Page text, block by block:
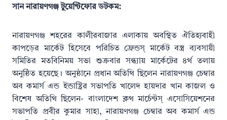
সান নারায়ণগঞ্জ টুয়েন্টিফোর ডটকম:
নারায়ণগঞ্জ শহরের কালীরবাজার এলাকায় অবস্থিত ঐতিহ্যবাহী
কাপড়ের মার্কেট হিসেবে পরিচিত ফ্রেন্ডস্ মার্কেট বস্ত্র ব্যবসায়ী
সমিতির মতবিনিময় সভা শুক্রবার সন্ধ্যায় মার্কেটের ৪র্থ তলায়
অনুষ্ঠিত হয়েছে। অনুষ্ঠানে প্রধান অতিথি ছিলেন নারায়ণগঞ্জ চেম্বার
অব কমার্স এন্ড ইন্ডাষ্ট্রির সভাপতি খালেদ হায়দার খান কাজল ও
বিশেষ অতিথি ছিলেন- বাংলাদেশ ক্লথ মার্চেন্টস্ এসোসিয়েশনের
সভাপতি প্রবীর কুমার সাহা, নারায়ণগঞ্জ চেম্বার অব কমার্স এন্ড